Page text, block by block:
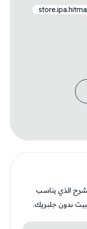
الذي يناسب
بدون جلبريك.